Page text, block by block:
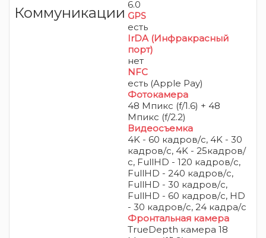
Коммуникации 6.0
GPS
есть
IrDA (Инфракрасный
порт)
нет
NFC
есть (Apple Pay)
Фотокамера
48 Мпикс (f/1.6) + 48
Мпикс (f/2.2)
Видеосъемка
4K - 60 кадров/с, 4K - 30
кадров/с, 4K - 25кадров/
с, FullHD - 120 кадров/с,
FullHD - 240 кадров/с,
FullHD - 30 кадров/с,
FullHD - 60 кадров/с, HD
- 30 кадров/с, 24 кадра/c
Фронтальная камера
TrueDepth камера 18